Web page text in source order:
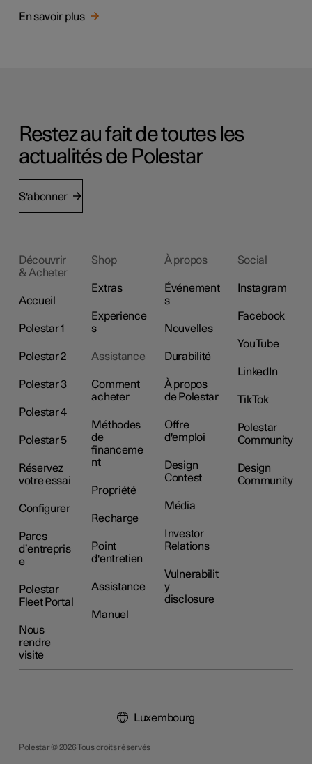
En savoir plus
Restez au fait de toutes les
actualités de Polestar
S'abonner
Découvrir
& Acheter
Accueil
Polestar 1
Polestar 2
Polestar 3
Polestar 4
Polestar 5
Réservez
votre essai
Configurer
Parcs
d’entrepris
e
Polestar
Fleet Portal
Nous
rendre
visite
Shop
Extras
Experience
s
Assistance
Comment
acheter
Méthodes
de
financeme
nt
Propriété
Recharge
Point
d'entretien
Assistance
Manuel
À propos
Événement
s
Nouvelles
Durabilité
À propos
de Polestar
Offre
d'emploi
Design
Contest
Média
Investor
Relations
Vulnerabilit
y
disclosure
Social
Instagram
Facebook
YouTube
LinkedIn
TikTok
Polestar
Community
Design
Community
Polestar © 2026 Tous droits réservés
Luxembourg